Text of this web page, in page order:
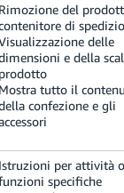
Rimozione del
di
delle
e della
prodotto
Mostra tutto il
confezione e gli
Istruzioni per attività
specifiche